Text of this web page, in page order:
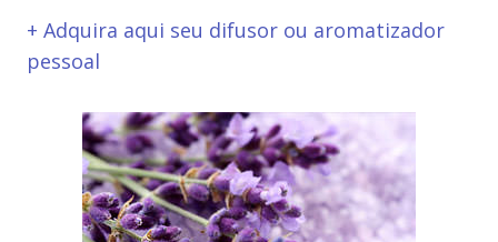
+ Adquira aqui seu difusor ou aromatizador
pessoal